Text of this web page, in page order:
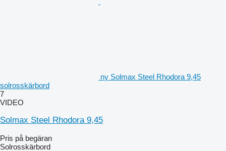
ny Solmax Steel Rhodora 9,45
solrosskärbord
7
VIDEO
Solmax Steel Rhodora 9,45
Pris på begäran
Solrosskärbord